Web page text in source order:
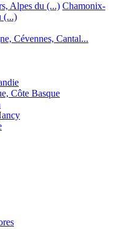
Alpes du (...) Chamonix-
(...)
Cévennes, Cantal...
Côte Basque